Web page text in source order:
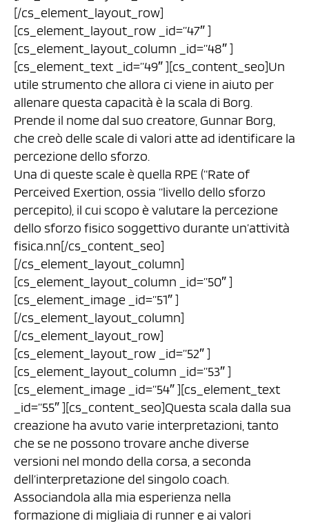
[/cs_element_layout_row]
[cs_element_layout_row _id=”47″ ]
[cs_element_layout_column _id=”48″ ]
[cs_element_text _id=”49″ ][cs_content_seo]Un
utile strumento che allora ci viene in aiuto per
allenare questa capacità è la scala di Borg.
Prende il nome dal suo creatore, Gunnar Borg,
che creò delle scale di valori atte ad identificare la
percezione dello sforzo.
Una di queste scale è quella RPE (“Rate of
Perceived Exertion, ossia “livello dello sforzo
percepito), il cui scopo è valutare la percezione
dello sforzo fisico soggettivo durante un’attività
fisica.nn[/cs_content_seo]
[/cs_element_layout_column]
[cs_element_layout_column _id=”50″ ]
[cs_element_image _id=”51″ ]
[/cs_element_layout_column]
[/cs_element_layout_row]
[cs_element_layout_row _id=”52″ ]
[cs_element_layout_column _id=”53″ ]
[cs_element_image _id=”54″ ][cs_element_text
_id=”55″ ][cs_content_seo]Questa scala dalla sua
creazione ha avuto varie interpretazioni, tanto
che se ne possono trovare anche diverse
versioni nel mondo della corsa, a seconda
dell’interpretazione del singolo coach.
Associandola alla mia esperienza nella
formazione di migliaia di runner e ai valori